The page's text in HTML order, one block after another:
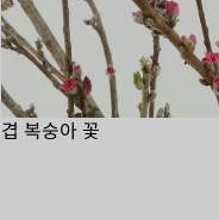
겹 복숭아 꽃